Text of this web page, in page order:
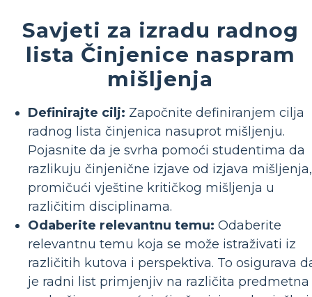
Savjeti za izradu radnog
lista Činjenice naspram
mišljenja
Definirajte cilj: Započnite definiranjem cilja
radnog lista činjenica nasuprot mišljenju.
Pojasnite da je svrha pomoći studentima da
razlikuju činjenične izjave od izjava mišljenja,
promičući vještine kritičkog mišljenja u
različitim disciplinama.
Odaberite relevantnu temu: Odaberite
relevantnu temu koja se može istraživati ​​iz
različitih kutova i perspektiva. To osigurava
je radni list primjenjiv na različita predmetna